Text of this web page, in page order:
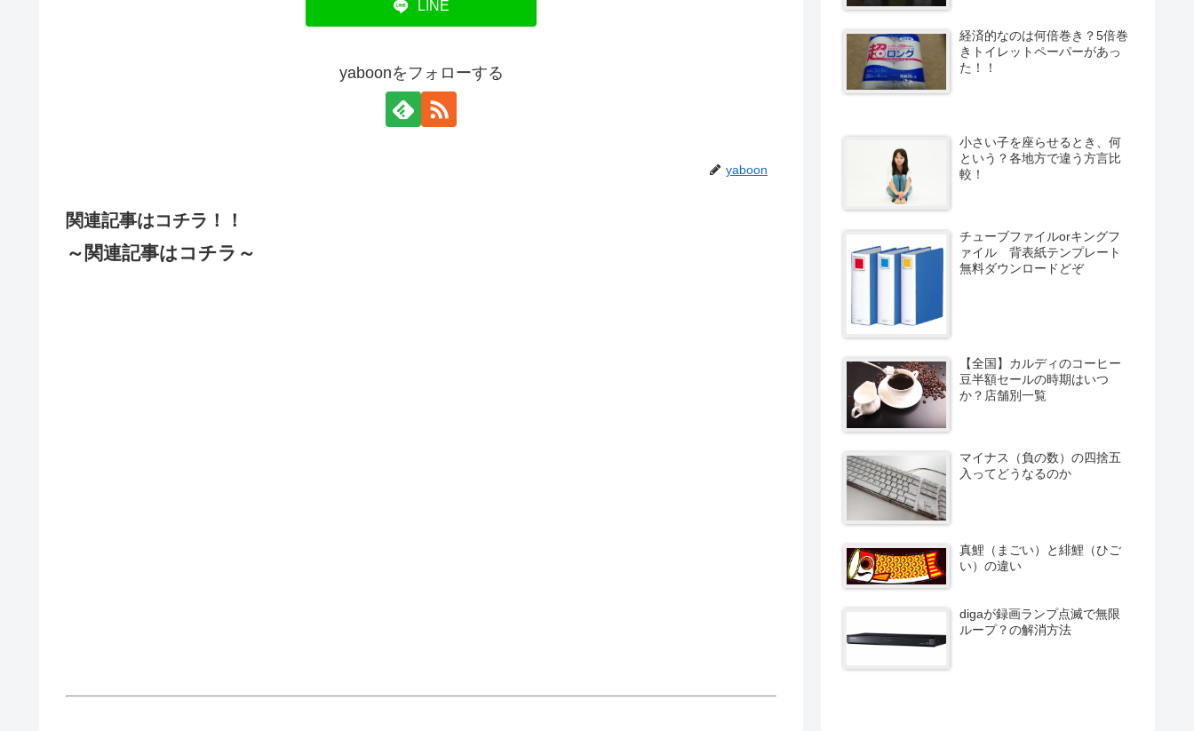
LINE
yaboonをフォローする
yaboon
関連記事はコチラ！！
～関連記事はコチラ～
経済的なのは何倍巻き？5倍巻
きトイレットペーパーがあっ
た！！
小さい子を座らせるとき、何
という？各地方で違う方言比
較！
チューブファイルorキングフ
ァイル 背表紙テンプレート
無料ダウンロードどぞ
【全国】カルディのコーヒー
豆半額セールの時期はいつ
か？店舗別一覧
マイナス（負の数）の四捨五
入ってどうなるのか
真鯉（まごい）と緋鯉（ひご
い）の違い
digaが録画ランプ点滅で無限
ループ？の解消方法